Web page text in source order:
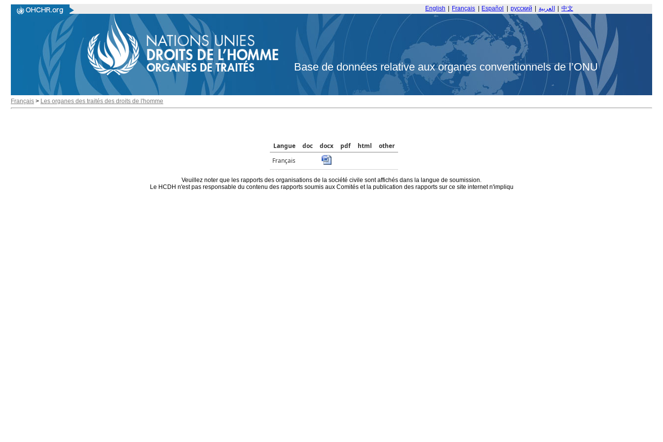
English Français Español русский العربية 中文
Base de données relative aux organes conventionnels de l’ONU
Français > Les organes des traités des droits de l'homme
Langue doc docx pdf html
other
Français
Veuillez noter que les rapports des organisations de la société civile sont affichés dans la langue de soumission.
Le HCDH n'est pas responsable du contenu des rapports soumis aux Comités et la publication des rapports sur ce site internet n'impliqu